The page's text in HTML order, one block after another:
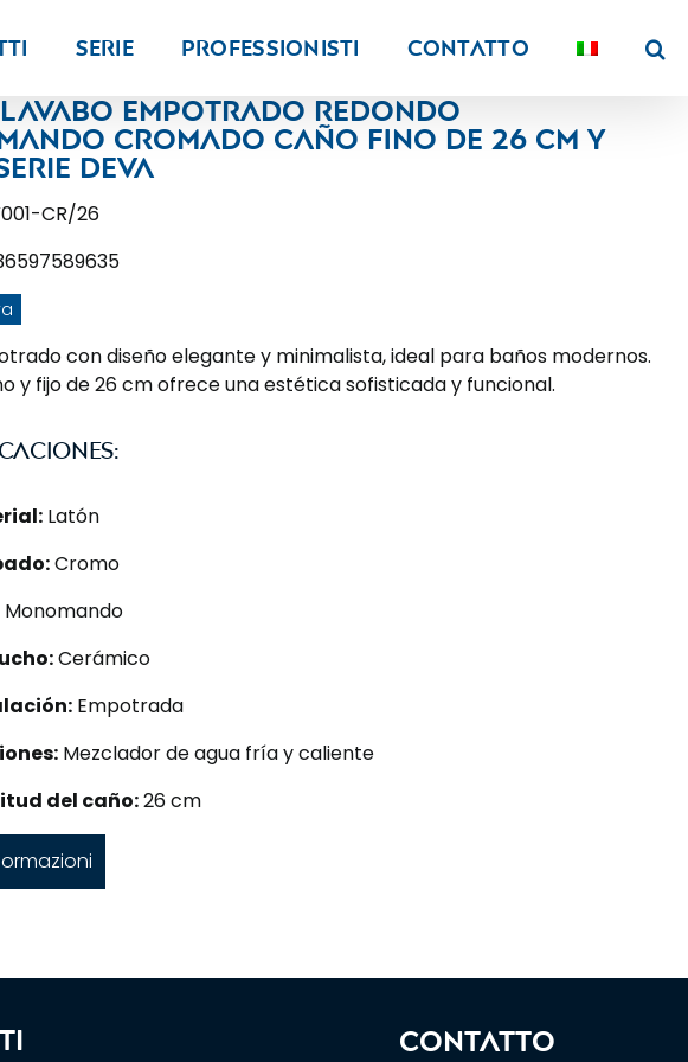
Serie PROFESSIONISTI Contatto
empotrado redondo
cromado caño fino de 26 cm y
Deva
CR/26
con diseño elegante y minimalista, ideal para baños modernos.
y fijo de 26 cm ofrece una estética sofisticada y funcional.
Latón
Cromo
Monomando
Cerámico
Empotrada
Mezclador de agua fría y caliente
del caño:26 cm
CONTATTO